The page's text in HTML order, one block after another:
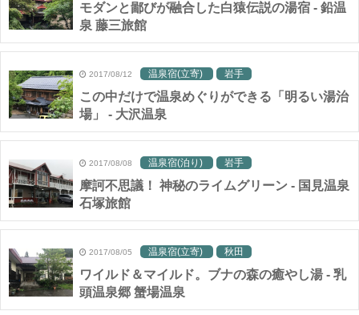
モダンと鄙びが融合した白猿伝説の湯宿 - 鉛温
泉 藤三旅館
2017/08/12 温泉宿(立寄) 岩手
この中だけで温泉めぐりができる「明るい湯治
場」 - 大沢温泉
2017/08/08 温泉宿(泊り) 岩手
摩訶不思議！ 神秘のライムグリーン - 国見温泉
石塚旅館
2017/08/05 温泉宿(立寄) 秋田
ワイルド＆マイルド。ブナの森の癒やし湯 - 乳
頭温泉郷 蟹場温泉